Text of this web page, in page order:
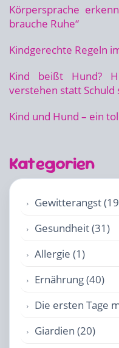
Körpersprache
brauche Ruhe“
Kindgerechte Regeln
Kind beißt Hund?
verstehen statt Schuld
Kind und Hund – ein
Kategorien
Gewitterangst
Gesundheit (31)
Allergie (1)
Ernährung (40)
Die ersten Tage
Giardien (20)